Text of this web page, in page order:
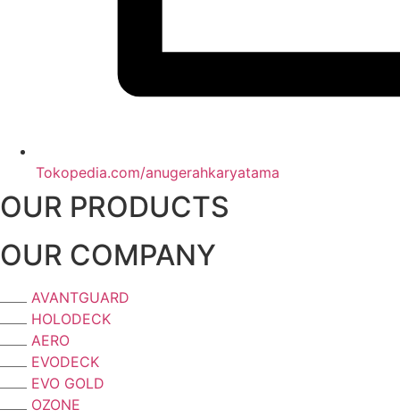
Tokopedia.com/anugerahkaryatama
OUR PRODUCTS
OUR COMPANY
AVANTGUARD
HOLODECK
AERO
EVODECK
EVO GOLD
OZONE